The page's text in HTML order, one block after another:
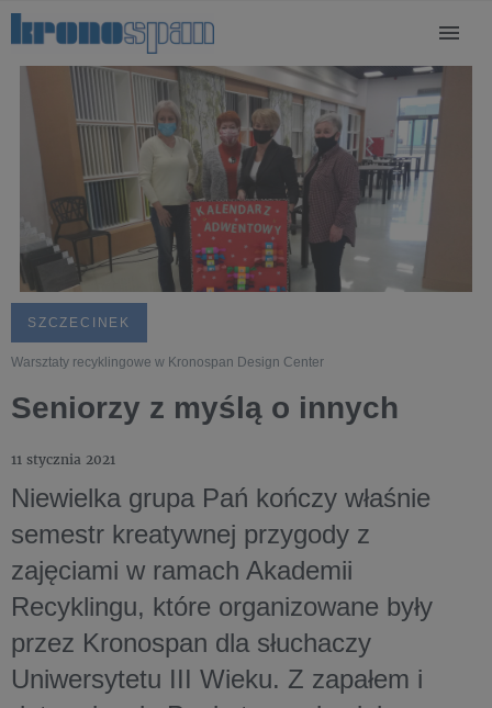
SZCZECINEK
Warsztaty recyklingowe w Kronospan Design Center
Seniorzy z myślą o innych
11 stycznia 2021
Niewielka grupa Pań kończy właśnie
semestr kreatywnej przygody z
zajęciami w ramach Akademii
Recyklingu, które organizowane były
przez Kronospan dla słuchaczy
Uniwersytetu III Wieku. Z zapałem i